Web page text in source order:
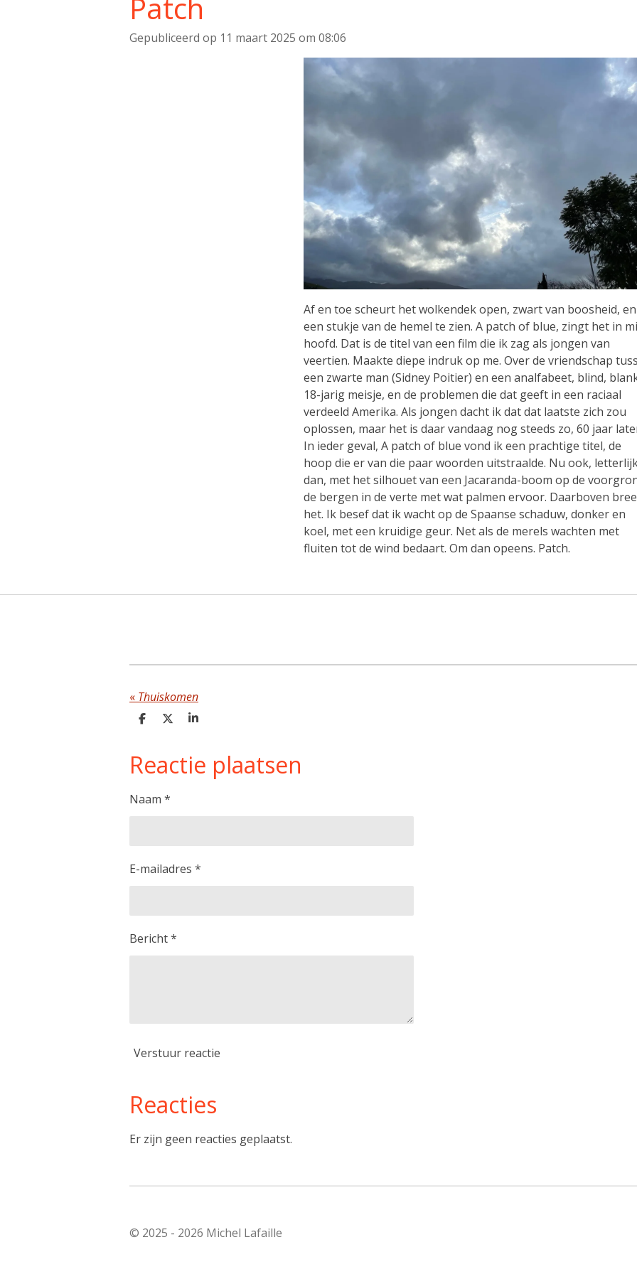
Patch
Gepubliceerd op 11 maart 2025 om 08:06
Af en toe scheurt het wolkendek open, zwart van boosheid,
een stukje van de hemel te zien. A patch of blue, zingt het in
hoofd. Dat is de titel van een film die ik zag als jongen van
veertien. Maakte diepe indruk op me. Over de vriendschap
een zwarte man (Sidney Poitier) en een analfabeet, blind,
18-jarig meisje, en de problemen die dat geeft in een raciaal
verdeeld Amerika. Als jongen dacht ik dat dat laatste zich zou
oplossen, maar het is daar vandaag nog steeds zo, 60 jaar
In ieder geval, A patch of blue vond ik een prachtige titel, de
hoop die er van die paar woorden uitstraalde. Nu ook,
dan, met het silhouet van een Jacaranda-boom op de
de bergen in de verte met wat palmen ervoor. Daarboven
het. Ik besef dat ik wacht op de Spaanse schaduw, donker en
koel, met een kruidige geur. Net als de merels wachten met
fluiten tot de wind bedaart. Om dan opeens. Patch.
« Thuiskomen
D
e
n
D
S
e
Reactie plaatsen
Naam *
E-mailadres *
Bericht *
Verstuur reactie
Reacties
Er zijn geen reacties geplaatst.
© 2025 - 2026 Michel Lafaille